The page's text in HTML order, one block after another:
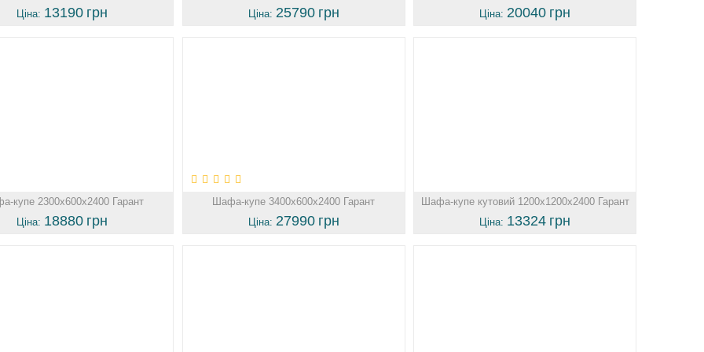
Ціна: 13190 грн Ціна: 25790 грн Ціна: 20040 грн
купе 2300х600х2400 Гарант
Ціна: 18880 грн
Шафа-купе 3400х600х2400 Гарант
Ціна: 27990 грн
Шафа-купе кутовий 1200х1200х2400 Гарант
Ціна: 13324 грн